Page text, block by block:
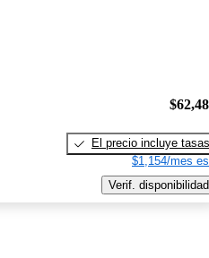
El precio incluye tasas
$1,154/mes
Verif. disponibilidad